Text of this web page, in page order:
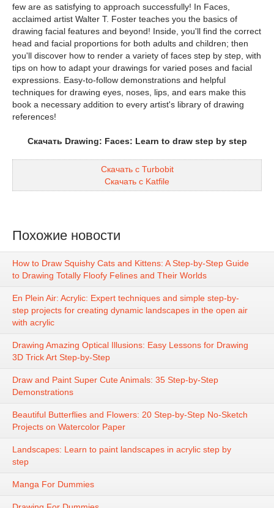
few are as satisfying to approach successfully! In Faces,
acclaimed artist Walter T. Foster teaches you the basics of
drawing facial features and beyond! Inside, you'll find the correct
head and facial proportions for both adults and children; then
you'll discover how to render a variety of faces step by step, with
tips on how to adapt your drawings for varied poses and facial
expressions. Easy-to-follow demonstrations and helpful
techniques for drawing eyes, noses, lips, and ears make this
book a necessary addition to every artist's library of drawing
references!
Скачать Drawing: Faces: Learn to draw step by step
Скачать с Turbobit
Скачать с Katfile
Похожие новости
How to Draw Squishy Cats and Kittens: A Step-by-Step Guide
to Drawing Totally Floofy Felines and Their Worlds
En Plein Air: Acrylic: Expert techniques and simple step-by-
step projects for creating dynamic landscapes in the open air
with acrylic
Drawing Amazing Optical Illusions: Easy Lessons for Drawing
3D Trick Art Step-by-Step
Draw and Paint Super Cute Animals: 35 Step-by-Step
Demonstrations
Beautiful Butterflies and Flowers: 20 Step-by-Step No-Sketch
Projects on Watercolor Paper
Landscapes: Learn to paint landscapes in acrylic step by
step
Manga For Dummies